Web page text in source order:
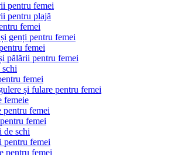
pentru femei
pentru plajă
femei
genți pentru femei
femei
pălării pentru femei
schi
femei
și fulare pentru femei
femeie
pentru femei
femei
de schi
pentru femei
pentru femei